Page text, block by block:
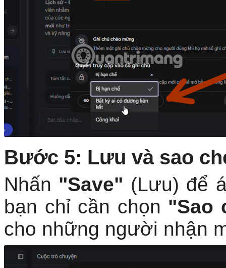
Bước 5: Lưu và sao
Nhấn "Save" (Lưu) để
bạn chỉ cần chọn "Sao
cho những người nhận